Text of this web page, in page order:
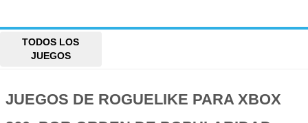
TODOS LOS
JUEGOS
JUEGOS DE ROGUELIKE PARA XBOX